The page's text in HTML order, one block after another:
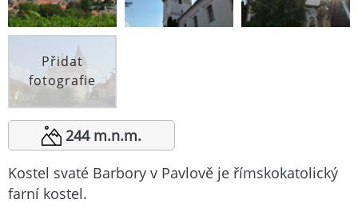
Přidat
fotografie
244 m.n.m.
Kostel svaté Barbory v Pavlově je římskokatolický
farní kostel.